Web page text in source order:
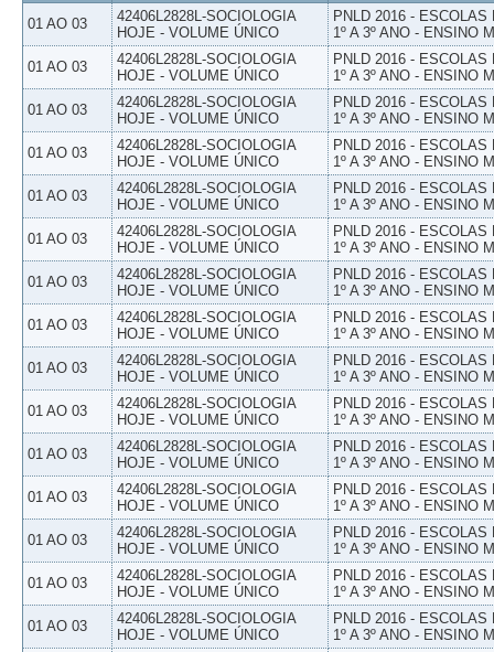
01 AO 03
42406L2828L-SOCIOLOGIA
HOJE - VOLUME ÚNICO
PNLD 2016 -
1º A 3º ANO - ENSINO
01 AO 03
42406L2828L-SOCIOLOGIA
HOJE - VOLUME ÚNICO
PNLD 2016 -
1º A 3º ANO - ENSINO
01 AO 03
42406L2828L-SOCIOLOGIA
HOJE - VOLUME ÚNICO
PNLD 2016 -
1º A 3º ANO - ENSINO
01 AO 03
42406L2828L-SOCIOLOGIA
HOJE - VOLUME ÚNICO
PNLD 2016 -
1º A 3º ANO - ENSINO
01 AO 03
42406L2828L-SOCIOLOGIA
HOJE - VOLUME ÚNICO
PNLD 2016 -
1º A 3º ANO - ENSINO
01 AO 03
42406L2828L-SOCIOLOGIA
HOJE - VOLUME ÚNICO
PNLD 2016 -
1º A 3º ANO - ENSINO
01 AO 03
42406L2828L-SOCIOLOGIA
HOJE - VOLUME ÚNICO
PNLD 2016 -
1º A 3º ANO - ENSINO
01 AO 03
42406L2828L-SOCIOLOGIA
HOJE - VOLUME ÚNICO
PNLD 2016 -
1º A 3º ANO - ENSINO
01 AO 03
42406L2828L-SOCIOLOGIA
HOJE - VOLUME ÚNICO
PNLD 2016 -
1º A 3º ANO - ENSINO
01 AO 03
42406L2828L-SOCIOLOGIA
HOJE - VOLUME ÚNICO
PNLD 2016 -
1º A 3º ANO - ENSINO
01 AO 03
42406L2828L-SOCIOLOGIA
HOJE - VOLUME ÚNICO
PNLD 2016 -
1º A 3º ANO - ENSINO
01 AO 03
42406L2828L-SOCIOLOGIA
HOJE - VOLUME ÚNICO
PNLD 2016 -
1º A 3º ANO - ENSINO
01 AO 03
42406L2828L-SOCIOLOGIA
HOJE - VOLUME ÚNICO
PNLD 2016 -
1º A 3º ANO - ENSINO
01 AO 03
42406L2828L-SOCIOLOGIA
HOJE - VOLUME ÚNICO
PNLD 2016 -
1º A 3º ANO - ENSINO
01 AO 03
42406L2828L-SOCIOLOGIA
HOJE - VOLUME ÚNICO
PNLD 2016 -
1º A 3º ANO - ENSINO